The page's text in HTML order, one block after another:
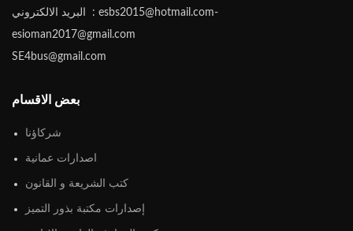
البريد الالكتروني : esbs2015@hotmail.com-
esioman2017@gmail.com
SE4bus@gmail.com
بعض الاقسام
شركاؤنا
اصدارات عمانية
كتب الشريعة و القانون
إصدارات مكتبة بذور التميز